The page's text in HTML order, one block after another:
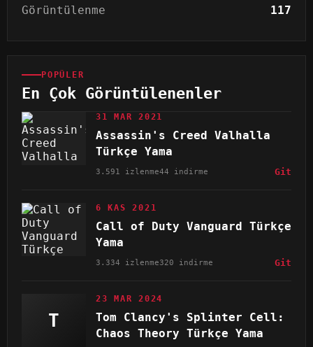
Görüntülenme 117
POPÜLER
En Çok Görüntülenenler
31 MAR 2021
Assassin's Creed Valhalla
Türkçe Yama
3.591 izlenme44 indirme Git
6 KAS 2021
Call of Duty Vanguard Türkçe
Yama
3.334 izlenme320 indirme Git
T
23 MAR 2024
Tom Clancy's Splinter Cell:
Chaos Theory Türkçe Yama